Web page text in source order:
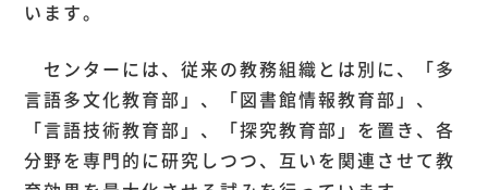
います。
センターには、従来の教務組織とは別に、「多
言語多文化教育部」、「図書館情報教育部」、
「言語技術教育部」、「探究教育部」を置き、各
分野を専門的に研究しつつ、互いを関連させて教